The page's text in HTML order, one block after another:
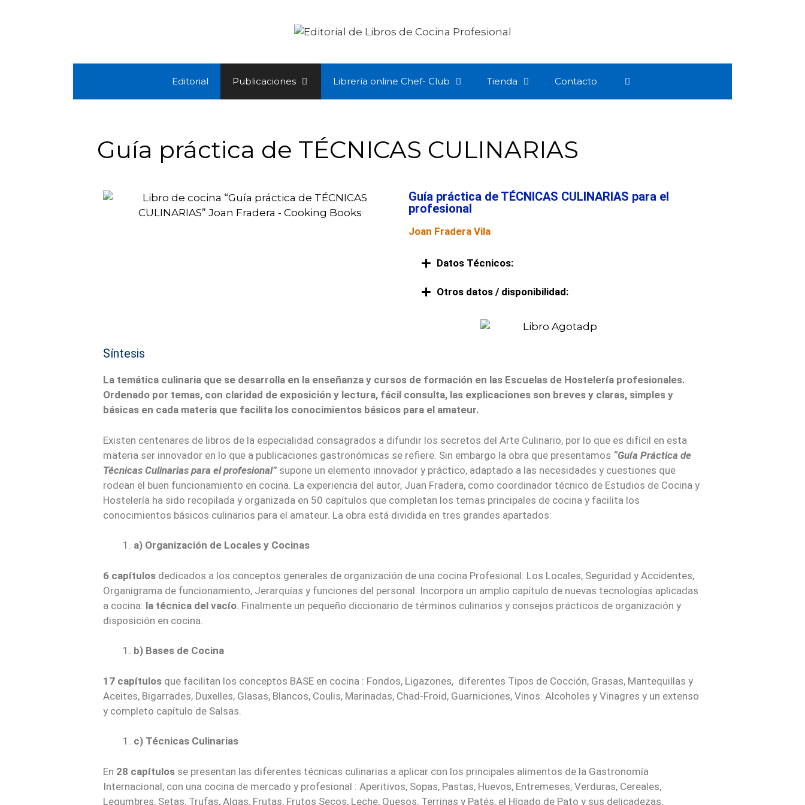
Editorial Publicaciones Librería online Chef- Club Tienda Contacto
Guía práctica de TÉCNICAS CULINARIAS
Guía práctica de TÉCNICAS CULINARIAS para el
profesional
Joan Fradera Vila
Datos Técnicos:
Otros datos / disponibilidad:
Síntesis
La temática culinaria que se desarrolla en la enseñanza y cursos de formación en las Escuelas de Hostelería profesionales.
Ordenado por temas, con claridad de exposición y lectura, fácil consulta, las explicaciones son breves y claras, simples y
básicas en cada materia que facilita los conocimientos básicos para el amateur.
Existen centenares de libros de la especialidad consagrados a difundir los secretos del Arte Culinario, por lo que es difícil en esta
materia ser innovador en lo que a publicaciones gastronómicas se refiere. Sin embargo la obra que presentamos “Guía Práctica de
Técnicas Culinarias para el profesional”supone un elemento innovador y práctico, adaptado a las necesidades y cuestiones que
rodean el buen funcionamiento en cocina. La experiencia del autor, Juan Fradera, como coordinador técnico de Estudios de Cocina y
Hostelería ha sido recopilada y organizada en 50 capítulos que completan los temas principales de cocina y facilita los
conocimientos básicos culinarios para el amateur. La obra está dividida en tres grandes apartados:
a) Organización de Locales y Cocinas
6 capítulos dedicados a los conceptos generales de organización de una cocina Profesional: Los Locales, Seguridad y Accidentes,
Organigrama de funcionamiento, Jerarquías y funciones del personal. Incorpora un amplio capítulo de nuevas tecnologías aplicadas
a cocina: la técnica del vacío . Finalmente un pequeño diccionario de términos culinarios y consejos prácticos de organización y
disposición en cocina.
b) Bases de Cocina
17 capítulos que facilitan los conceptos BASE en cocina : Fondos, Ligazones, diferentes Tipos de Cocción, Grasas, Mantequillas y
Aceites, Bigarrades, Duxelles, Glasas, Blancos, Coulis, Marinadas, Chad-Froid, Guarniciones, Vinos. Alcoholes y Vinagres y un extenso
y completo capítulo de Salsas.
c) Técnicas Culinarias
En 28 capítulos se presentan las diferentes técnicas culinarias a aplicar con los principales alimentos de la Gastronomía
Internacional, con una cocina de mercado y profesional : Aperitivos, Sopas, Pastas, Huevos, Entremeses, Verduras, Cereales,
Legumbres, Setas, Trufas, Algas, Frutas, Frutos Secos, Leche, Quesos, Terrinas y Patés, el Hígado de Pato y sus delicadezas,